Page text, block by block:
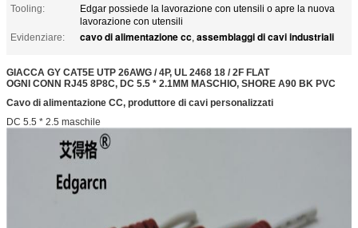
Tooling:
Edgar possiede la lavorazione con utensili o apre la nuova
lavorazione con utensili
Evidenziare:
cavo di alimentazione cc, assemblaggi di cavi industriali
GIACCA GY CAT5E UTP 26AWG / 4P, UL 2468 18 / 2F FLAT
OGNI CONN RJ45 8P8C, DC 5.5 * 2.1MM MASCHIO, SHORE A90 BK PVC
Cavo di alimentazione CC, produttore di cavi personalizzati
DC 5.5 * 2.5 maschile